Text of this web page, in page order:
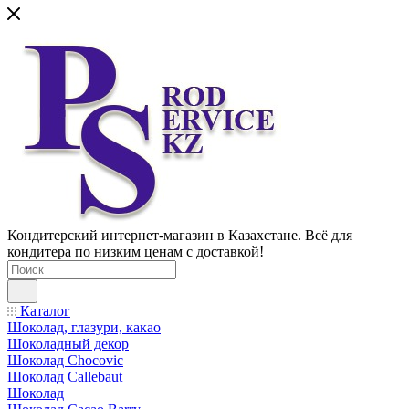
Кондитерский интернет-магазин в Казахстане. Всё для
кондитера по низким ценам с доставкой!
Каталог
Шоколад, глазури, какао
Шоколадный декор
Шоколад Chocovic
Шоколад Callebaut
Шоколад